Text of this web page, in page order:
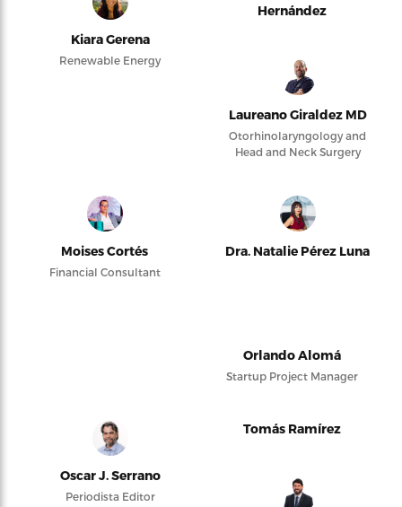
Kiara Gerena
Renewable Energy
Hernández
Laureano Giraldez MD
Otorhinolaryngology and
Head and Neck Surgery
Moises Cortés
Financial Consultant
Dra. Natalie Pérez Luna
Orlando Alomá
Startup Project Manager
Oscar J. Serrano
Periodista Editor
Tomás Ramírez